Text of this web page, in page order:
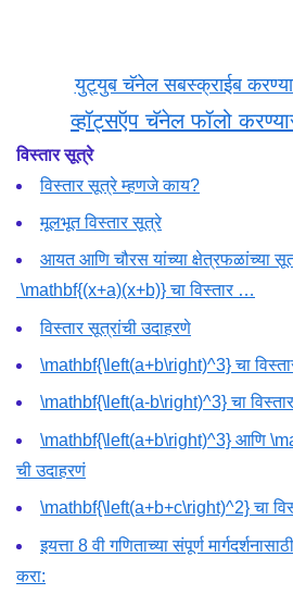
युट्युब चॅनेल सबस्क्राईब
व्हॉट्सऍप चॅनेल फॉलो
विस्तार सूत्रे
विस्तार सूत्रे म्हणजे काय?
मूलभूत विस्तार सूत्रे
आयत आणि चौरस यांच्या क्षेत्रफळांच्या
\mathbf{(x+a)(x+b)}चा विस्तार …
विस्तार सूत्रांची उदाहरणे
\mathbf{\left(a+b\right)^3}चा
\mathbf{\left(a-b\right)^3}चा विस्तार
\mathbf{\left(a+b\right)^3} आणि
ची उदाहरणं
\mathbf{\left(a+b+c\right)^2}चा
इयत्ता 8 वी गणिताच्या संपूर्ण
करा: